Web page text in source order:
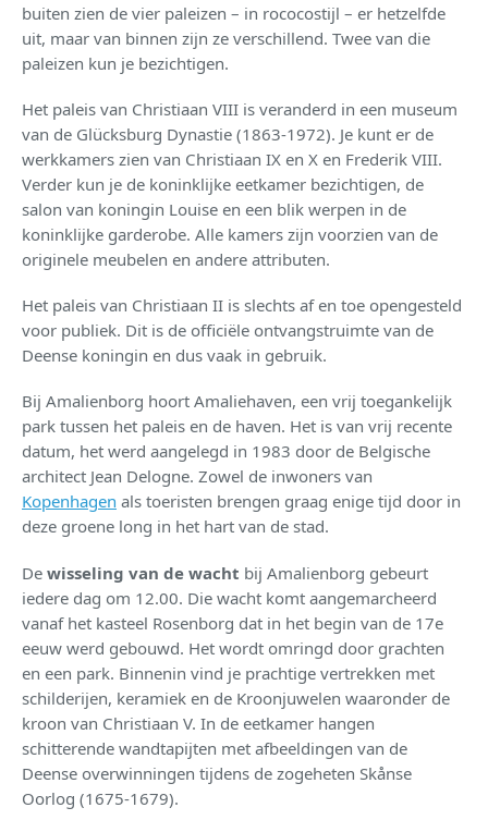
buiten zien de vier paleizen – in rococostijl – er hetzelfde
uit, maar van binnen zijn ze verschillend. Twee van die
paleizen kun je bezichtigen.
Het paleis van Christiaan VIII is veranderd in een museum
van de Glücksburg Dynastie (1863-1972). Je kunt er de
werkkamers zien van Christiaan IX en X en Frederik VIII.
Verder kun je de koninklijke eetkamer bezichtigen, de
salon van koningin Louise en een blik werpen in de
koninklijke garderobe. Alle kamers zijn voorzien van de
originele meubelen en andere attributen.
Het paleis van Christiaan II is slechts af en toe opengesteld
voor publiek. Dit is de officiële ontvangstruimte van de
Deense koningin en dus vaak in gebruik.
Bij Amalienborg hoort Amaliehaven, een vrij toegankelijk
park tussen het paleis en de haven. Het is van vrij recente
datum, het werd aangelegd in 1983 door de Belgische
architect Jean Delogne. Zowel de inwoners van
Kopenhagen als toeristen brengen graag enige tijd door in
deze groene long in het hart van de stad.
De wisseling van de wacht bij Amalienborg gebeurt
iedere dag om 12.00. Die wacht komt aangemarcheerd
vanaf het kasteel Rosenborg dat in het begin van de 17e
eeuw werd gebouwd. Het wordt omringd door grachten
en een park. Binnenin vind je prachtige vertrekken met
schilderijen, keramiek en de Kroonjuwelen waaronder de
kroon van Christiaan V. In de eetkamer hangen
schitterende wandtapijten met afbeeldingen van de
Deense overwinningen tijdens de zogeheten Skånse
Oorlog (1675-1679).